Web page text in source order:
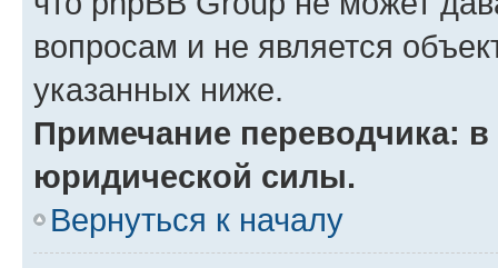
вопросам и не является
указанных ниже.
Примечание переводчика:
юридической силы.
Вернуться к началу